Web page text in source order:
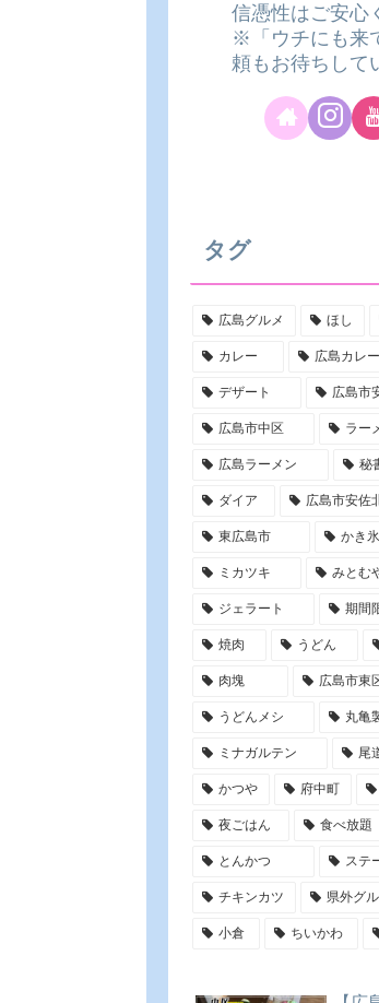
信憑性はご安心
※「ウチにも来
頼もお待ちして
タグ
広島グルメ ほし
カレー 広島カレー
デザート 広島市
広島市中区 ラー
広島ラーメン 秘
ダイア 広島市安佐
東広島市 かき氷
ミカツキ みとむ
ジェラート 期間
焼肉 うどん
肉塊 広島市東
うどんメシ 丸亀
ミナガルテン 尾
かつや 府中町
夜ごはん 食べ放題
とんかつ ステ
チキンカツ 県外グ
小倉 ちいかわ